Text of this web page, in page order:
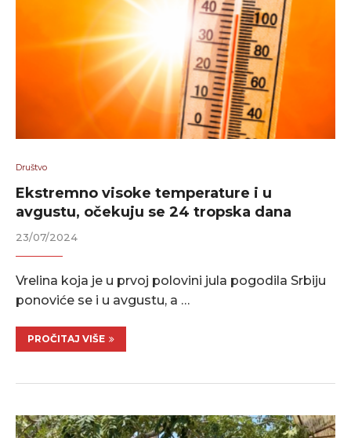
Društvo
Ekstremno visoke temperature i u
avgustu, očekuju se 24 tropska dana
23/07/2024
Vrelina koja je u prvoj polovini jula pogodila Srbiju
ponoviće se i u avgustu, a …
PROČITAJ VIŠE